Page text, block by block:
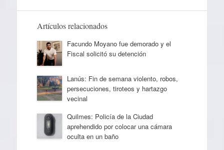
Artículos relacionados
Facundo Moyano fue demorado y el
Fiscal solicitó su detención
Lanús: Fin de semana violento, robos,
persecuciones, tiroteos y hartazgo
vecinal
Quilmes: Policía de la Ciudad
aprehendido por colocar una cámara
oculta en un baño